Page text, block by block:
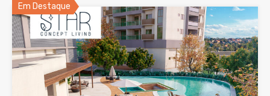
Em Destaque